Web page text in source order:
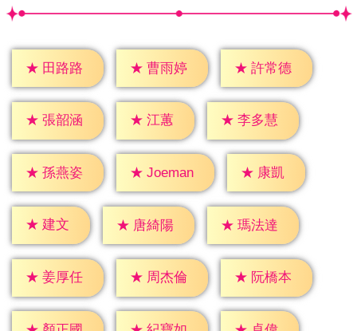
★ 田路路 ★ 曹雨婷 ★ 許常德
★ 張韶涵 ★ 江蕙 ★ 李多慧
★ 孫燕姿 ★ Joeman ★ 康凱
★ 建文 ★ 唐綺陽 ★ 瑪法達
★ 姜厚任 ★ 周杰倫 ★ 阮橋本